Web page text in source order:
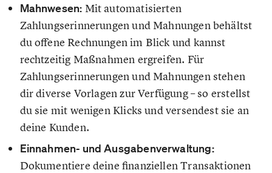
Mahnwesen: Mit automatisierten
Zahlungserinnerungen und Mahnungen behältst
du offene Rechnungen im Blick und kannst
rechtzeitig Maßnahmen ergreifen. Für
Zahlungserinnerungen und Mahnungen stehen
dir diverse Vorlagen zur Verfügung – so erstellst
du sie mit wenigen Klicks und versendest sie an
deine Kunden.
Einnahmen- und Ausgabenverwaltung:
Dokumentiere deine finanziellen Transaktionen